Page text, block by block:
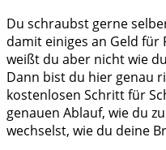
Du schraubst gerne
damit einiges an Geld für
weißt du aber nicht wie
Dann bist du hier genau
kostenlosen Schritt für
genauen Ablauf, wie du
wechselst, wie du deine